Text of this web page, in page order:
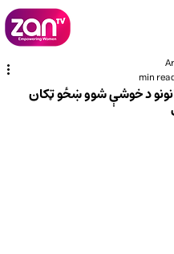
د خوشې شوو ښځو ټکان